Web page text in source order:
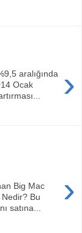
›
aralığında
Ocak
›
Big Mac
Nedir? Bu
satına...